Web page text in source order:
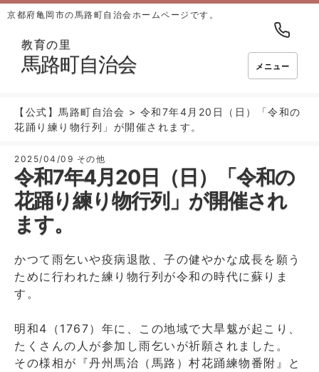
京都府亀岡市の馬路町自治会ホームページです。
教育の里
馬路町自治会 メニュー
【公式】馬路町自治会 > 令和7年4月20日（日）「令和の
花踊り練り物行列」が開催されます。
2025/04/09 その他
令和7年4月20日（日）「令和の
花踊り練り物行列」が開催され
ます。
かつて雨乞いや疫病退散、子の健やかな成長を願う
ために行われた練り物行列が令和の時代に蘇りま
す。
明和4（1767）年に、この地域で大旱魃が起こり、
たくさんの人が参加し雨乞いが祈願されました。
その様相が『丹州馬治（馬路）村花踊練物番附』と